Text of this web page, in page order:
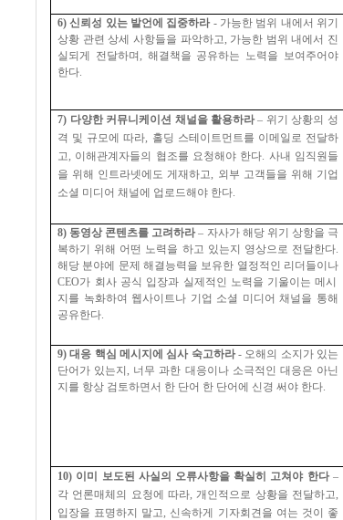
6)신뢰성 있는 발언에 집중하라- 가능한 범위 내에서 위기
상황 관련 상세 사항들을 파악하고
가능한 범위 내에서 진
실되게 전달하며
해결책을 공유하는 노력을 보여주어야
한다
7) 다양한 커뮤니케이션 채널을 활용하라 – 위기 상황의 성
격 및 규모에 따라
홀딩 스테이트먼트를 이메일로 전달하
고
이해관계자들의 협조를 요청해야 한다
사내 임직원들
을 위해 인트라넷에도 게재하고
외부 고객들을 위해 기업
소셜 미디어 채널에 업로드해야 한다
8) 동영상 콘텐츠를 고려하라 – 자사가 해당 위기 상항을 극
복하기 위해 어떤 노력을 하고 있는지 영상으로 전달한다.
해당 분야에 문제 해결능력을 보유한 열정적인 리더들이나
CEO가 회사 공식 입장과 실제적인 노력을 기울이는 메시
지를 녹화하여 웹사이트나 기업 소셜 미디어 채널을 통해
공유한다
9)대응 핵심 메시지에 심사 숙고하라- 오해의 소지가 있는
단어가 있는지
너무 과한 대응이나 소극적인 대응은 아닌
지를 항상 검토하면서 한 단어 한 단어에 신경 써야 한다
10) 이미 보도된 사실의 오류사항을 확실히 고쳐야 한다 –
각 언론매체의 요청에 따라 개인적으로 상황을 전달하고
입장을 표명하지 말고
신속하게 기자회견을 여는 것이 좋